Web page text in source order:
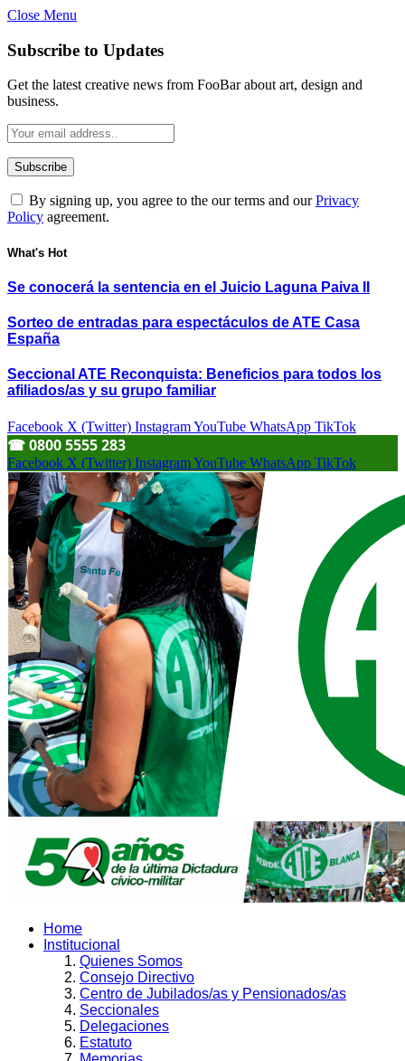
Close Menu
Subscribe to Updates
Get the latest creative news from FooBar about art, design and
business.
By signing up, you agree to the our terms and ourPrivacy
Policy agreement.
What's Hot
Se conocerá la sentencia en el Juicio Laguna Paiva II
Sorteo de entradas para espectáculos de ATE Casa
España
Seccional ATE Reconquista: Beneficios para todos los
afiliados/as y su grupo familiar
Facebook X (Twitter) InstagramYouTube WhatsApp TikTok
☎︎ 0800 5555 283
Facebook X (Twitter) InstagramYouTube WhatsApp TikTok
Home
Institucional
Quienes Somos
Consejo Directivo
Centro de Jubilados/as y Pensionados/as
Seccionales
Delegaciones
Estatuto